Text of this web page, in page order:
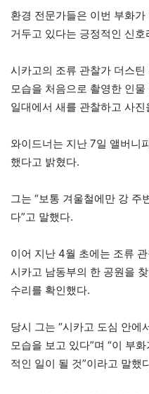
환경 전문가들은 이번 부화
거두고 있다는 긍정적인 신호
시카고의 조류 관찰가 더스
모습을 처음으로 촬영한 인
일대에서 새를 관찰하고 사
와이드너는 지난 7일 앨버니
했다고 밝혔다.
그는 “보통 겨울철에만 강 주
다”고 말했다.
이어 지난 4월 초에는 조류
시카고 남동부의 한 공원을
수리를 확인했다.
당시 그는 “시카고 도심 안에
모습을 보고 있다”며 “이 부
적인 일이 될 것”이라고 말했